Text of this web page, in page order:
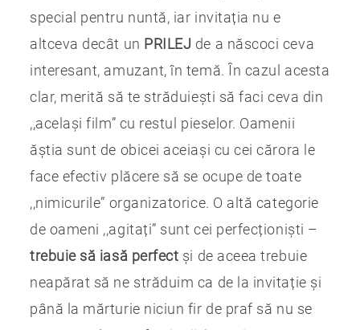
special pentru nuntă, iar invitația nu e
altceva decât un PRILEJ de a născoci ceva
interesant, amuzant, în temă. În cazul acesta
clar, merită să te străduiești să faci ceva din
,,același film” cu restul pieselor. Oamenii
ăștia sunt de obicei aceiași cu cei cărora le
face efectiv plăcere să se ocupe de toate
,,nimicurile” organizatorice. O altă categorie
de oameni ,,agitați” sunt cei perfecționiști –
trebuie să iasă perfect și de aceea trebuie
neapărat să ne străduim ca de la invitație și
până la mărturie niciun fir de praf să nu se